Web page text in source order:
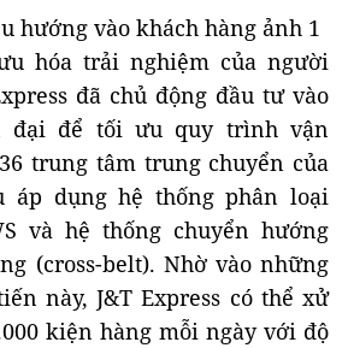
hóa trải nghiệm của người
đã chủ động đầu tư vào
đại để tối ưu quy trình vận
trung tâm trung chuyển của
áp dụng hệ thống phân loại
và hệ thống chuyển hướng
(cross-belt). Nhờ vào những
này, J&T Express có thể xử
kiện hàng mỗi ngày với độ